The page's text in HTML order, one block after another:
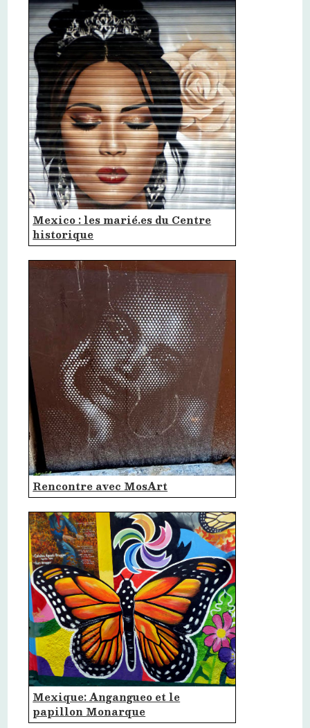
Mexico : les marié.es du Centre
historique
Rencontre avec MosArt
Mexique: Angangueo et le
papillon Monarque